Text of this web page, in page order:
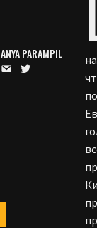
ANYA PARAMPIL